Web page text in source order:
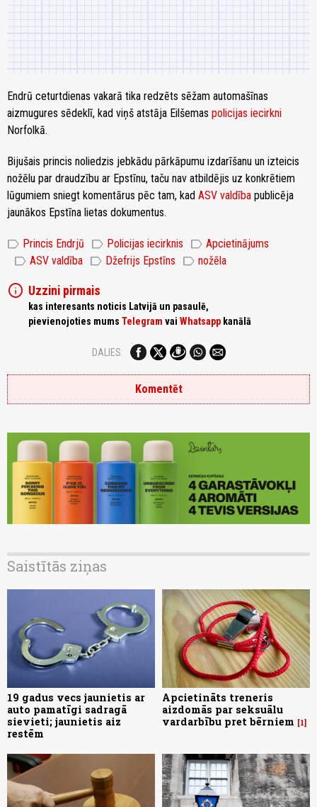
Endrū ceturtdienas vakarā tika redzēts sēžam automašīnas
aizmugures sēdeklī, kad viņš atstāja Eilšemas policijas iecirkni
Norfolkā.
Bijušais princis noliedzis jebkādu pārkāpumu izdarīšanu un izteicis
nožēlu par draudzību ar Epstīnu, taču nav atbildējis uz konkrētiem
lūgumiem sniegt komentārus pēc tam, kad ASV valdība publicēja
jaunākos Epstīna lietas dokumentus.
label Princis Endrjū label Policijas iecirknis label Apcietinājums
label ASV valdība label Džefrijs Epstīns label nožēla
info Uzzini pirmais
kas interesants noticis Latvijā un pasaulē,
pievienojoties mums Telegram vai Whatsapp kanālā
DALIES:
Komentēt
Saistītās ziņas
19 gadus vecs jaunietis ar
auto pamatīgi sadragā
sievieti; jaunietis aiz
restēm
Apcietināts treneris
aizdomās par seksuālu
vardarbību pret bērniem
1